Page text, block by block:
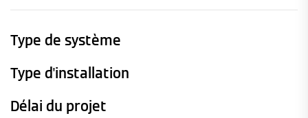
Type de système
Type d'installation
Délai du projet